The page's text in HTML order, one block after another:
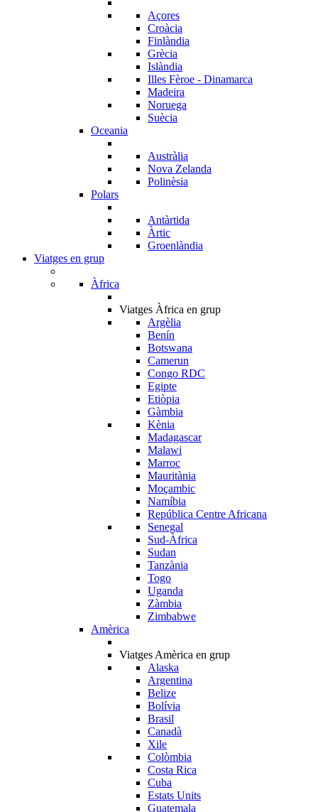
Açores
Croàcia
Finlàndia
Grècia
Islàndia
Illes Fèroe - Dinamarca
Madeira
Noruega
Suècia
Oceania
Austràlia
Nova Zelanda
Polinèsia
Polars
Antàrtida
Àrtic
Groenlàndia
Viatges en grup
Àfrica
Viatges Àfrica en grup
Argèlia
Benín
Botswana
Camerun
Congo RDC
Egipte
Etiòpia
Gàmbia
Kènia
Madagascar
Malawi
Marroc
Mauritània
Moçambic
Namíbia
República Centre Africana
Senegal
Sud-Àfrica
Sudan
Tanzània
Togo
Uganda
Zàmbia
Zimbabwe
Amèrica
Viatges Amèrica en grup
Alaska
Argentina
Belize
Bolívia
Brasil
Canadà
Xile
Colòmbia
Costa Rica
Cuba
Estats Units
Guatemala